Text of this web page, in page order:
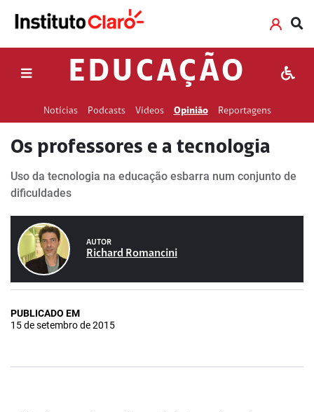
EDUCAÇÃO
Notícias Podcasts Vídeos Opinião Reportagens
Os professores e a tecnologia
Uso da tecnologia na educação esbarra num conjunto de
dificuldades
AUTOR
Richard Romancini
PUBLICADO EM
15 de setembro de 2015